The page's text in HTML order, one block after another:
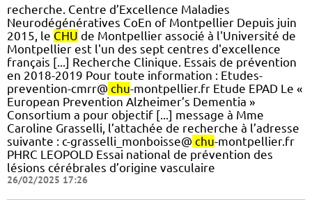
recherche. Centre d’Excellence Maladies
Neurodégénératives CoEn of Montpellier Depuis juin
2015, le CHU de Montpellier associé à l'Université de
Montpellier est l'un des sept centres d'excellence
français [...] Recherche Clinique. Essais de prévention
en 2018-2019 Pour toute information : Etudes-
prevention-cmrr@ chu-montpellier.fr Etude EPAD Le «
European Prevention Alzheimer’s Dementia »
Consortium a pour objectif [...] message à Mme
Caroline Grasselli, l’attachée de recherche à l’adresse
suivante : c-grasselli_monboisse@ chu-montpellier.fr
PHRC LEOPOLD Essai national de prévention des
lésions cérébrales d’origine vasculaire
26/02/2025 17:26